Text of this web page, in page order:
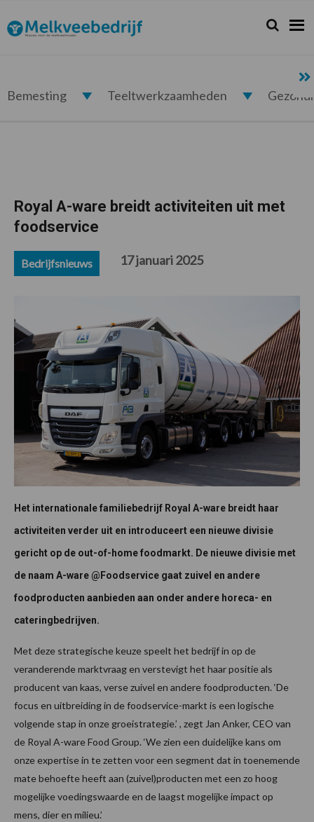
de
hoofdnavigatie
de
hoofd
de
eerste
de
voettekst
Melkveebedrijf.nl Zoeken...
Zoek
Bemesting Teeltwerkzaamheden
Royal A-ware breidt activiteiten uit met
foodservice
Bedrijfsnieuws 17 januari 2025
Het internationale familiebedrijf Royal A-ware breidt haar
activiteiten verder uit en introduceert een nieuwe divisie
gericht op de out-of-home foodmarkt. De nieuwe divisie met
de naam A-ware @Foodservice gaat zuivel en andere
foodproducten aanbieden aan onder andere horeca- en
cateringbedrijven.
Met deze strategische keuze speelt het bedrijf in op de
veranderende marktvraag en verstevigt het haar positie als
producent van kaas, verse zuivel en andere foodproducten. ‘De
focus en uitbreiding in de foodservice-markt is een logische
volgende stap in onze groeistrategie.’ , zegt Jan Anker, CEO van
de Royal A-ware Food Group. ‘We zien een duidelijke kans om
onze expertise in te zetten voor een segment dat in toenemende
mate behoefte heeft aan (zuivel)producten met een zo hoog
mogelijke voedingswaarde en de laagst mogelijke impact op
mens, dier en milieu.’